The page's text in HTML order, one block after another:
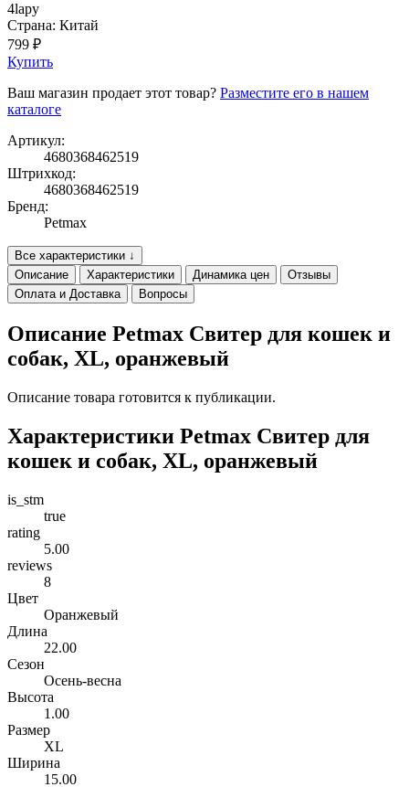
4lapy
Страна: Китай
799 ₽
Купить
Ваш магазин продает этот товар? Разместите его в нашем
каталоге
Артикул:
4680368462519
Штрихкод:
4680368462519
Бренд:
Petmax
Все характеристики ↓
Описание
Характеристики Динамика цен
Отзывы
Оплата и Доставка
Вопросы
Описание Petmax Свитер для кошек и
собак, XL, оранжевый
Описание товара готовится к публикации.
Характеристики Petmax Свитер для
кошек и собак, XL, оранжевый
is_stm
true
rating
5.00
reviews
8
Цвет
Оранжевый
Длина
22.00
Сезон
Осень-весна
Высота
1.00
Размер
XL
Ширина
15.00